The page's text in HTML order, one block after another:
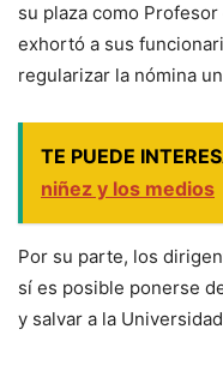
su plaza como
exhortó a sus
regularizar la nómina
TE PUEDE
niñez y los medios
Por su parte, los
sí es posible ponerse
y salvar a la